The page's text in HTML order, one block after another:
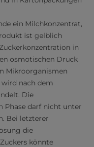
ein Milchkonzentrat,
ist gelblich
in
osmotischen Druck
Mikroorganismen
nach dem
Die
Phase darf nicht unter
Bei letzterer
die
könnte